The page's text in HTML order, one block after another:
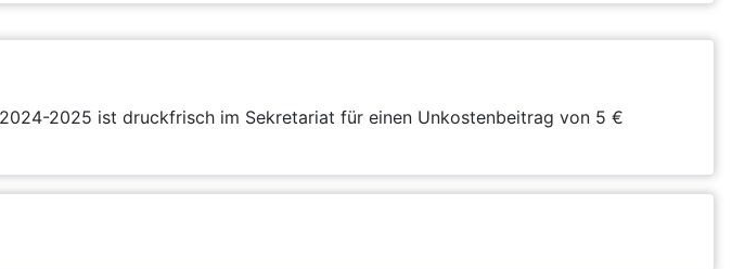
2025 ist druckfrisch im Sekretariat für einen Unkostenbeitrag von 5 €